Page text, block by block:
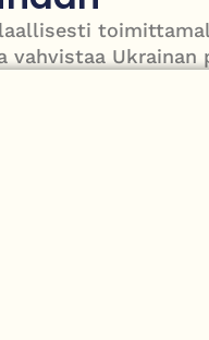
– Hezbollah, Iran ja
vahvistaa Ukrainan